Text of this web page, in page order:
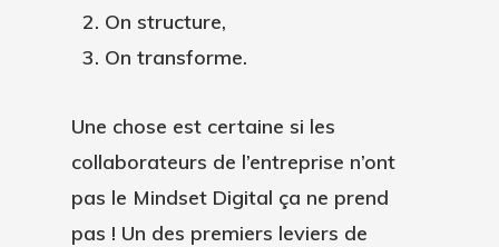
On structure,
On transforme.
Une chose est certaine si les
collaborateurs de l’entreprise n’ont
pas le Mindset Digital ça ne prend
pas ! Un des premiers leviers de